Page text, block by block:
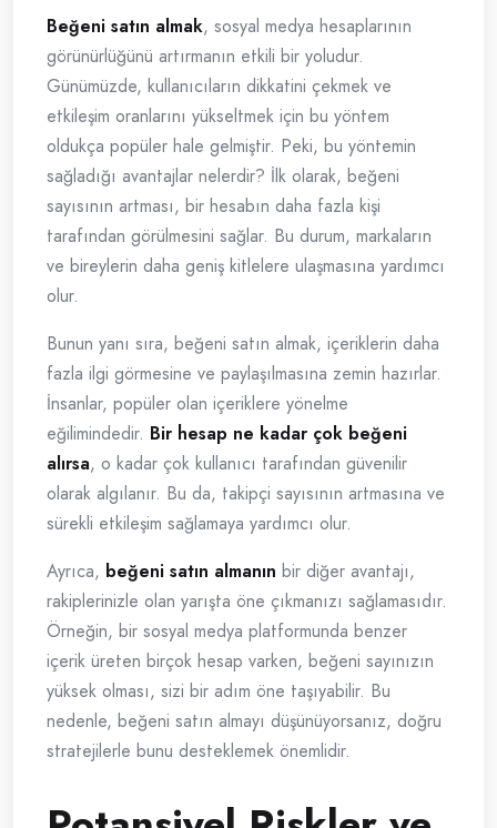
Beğeni satın almak, sosyal medya hesaplarının
görünürlüğünü artırmanın etkili bir yoludur.
Günümüzde, kullanıcıların dikkatini çekmek ve
etkileşim oranlarını yükseltmek için bu yöntem
oldukça popüler hale gelmiştir. Peki, bu yöntemin
sağladığı avantajlar nelerdir? İlk olarak, beğeni
sayısının artması, bir hesabın daha fazla kişi
tarafından görülmesini sağlar. Bu durum, markaların
ve bireylerin daha geniş kitlelere ulaşmasına yardımcı
olur.
Bunun yanı sıra, beğeni satın almak, içeriklerin daha
fazla ilgi görmesine ve paylaşılmasına zemin hazırlar.
İnsanlar, popüler olan içeriklere yönelme
eğilimindedir. Bir hesap ne kadar çok beğeni
alırsa, o kadar çok kullanıcı tarafından güvenilir
olarak algılanır. Bu da, takipçi sayısının artmasına ve
sürekli etkileşim sağlamaya yardımcı olur.
Ayrıca, beğeni satın almanın bir diğer avantajı,
rakiplerinizle olan yarışta öne çıkmanızı sağlamasıdır.
Örneğin, bir sosyal medya platformunda benzer
içerik üreten birçok hesap varken, beğeni sayınızın
yüksek olması, sizi bir adım öne taşıyabilir. Bu
nedenle, beğeni satın almayı düşünüyorsanız, doğru
stratejilerle bunu desteklemek önemlidir.